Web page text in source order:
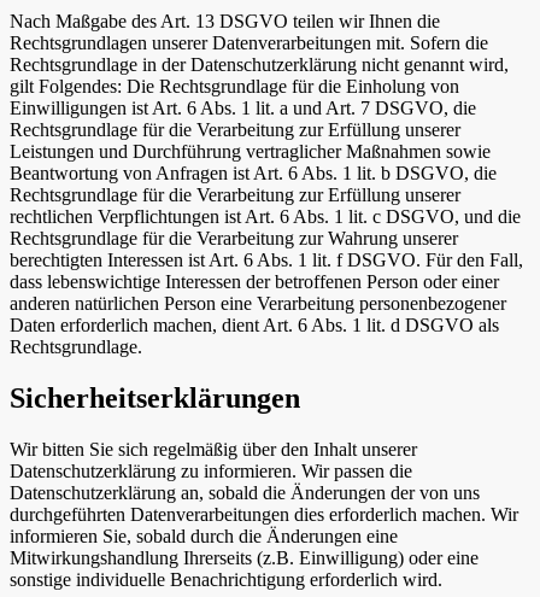
Nach Maßgabe des Art. 13 DSGVO teilen wir Ihnen die
Rechtsgrundlagen unserer Datenverarbeitungen mit. Sofern die
Rechtsgrundlage in der Datenschutzerklärung nicht genannt wird,
gilt Folgendes: Die Rechtsgrundlage für die Einholung von
Einwilligungen ist Art. 6 Abs. 1 lit. a und Art. 7 DSGVO, die
Rechtsgrundlage für die Verarbeitung zur Erfüllung unserer
Leistungen und Durchführung vertraglicher Maßnahmen sowie
Beantwortung von Anfragen ist Art. 6 Abs. 1 lit. b DSGVO, die
Rechtsgrundlage für die Verarbeitung zur Erfüllung unserer
rechtlichen Verpflichtungen ist Art. 6 Abs. 1 lit. c DSGVO, und die
Rechtsgrundlage für die Verarbeitung zur Wahrung unserer
berechtigten Interessen ist Art. 6 Abs. 1 lit. f DSGVO. Für den Fall,
dass lebenswichtige Interessen der betroffenen Person oder einer
anderen natürlichen Person eine Verarbeitung personenbezogener
Daten erforderlich machen, dient Art. 6 Abs. 1 lit. d DSGVO als
Rechtsgrundlage.
Sicherheitserklärungen
Wir bitten Sie sich regelmäßig über den Inhalt unserer
Datenschutzerklärung zu informieren. Wir passen die
Datenschutzerklärung an, sobald die Änderungen der von uns
durchgeführten Datenverarbeitungen dies erforderlich machen. Wir
informieren Sie, sobald durch die Änderungen eine
Mitwirkungshandlung Ihrerseits (z.B. Einwilligung) oder eine
sonstige individuelle Benachrichtigung erforderlich wird.